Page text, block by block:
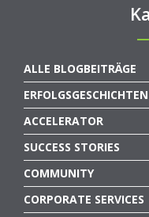
ALLE BLOGBEITRÄGE
ERFOLGSGESCHICHTEN
ACCELERATOR
SUCCESS STORIES
COMMUNITY
CORPORATE SERVICES